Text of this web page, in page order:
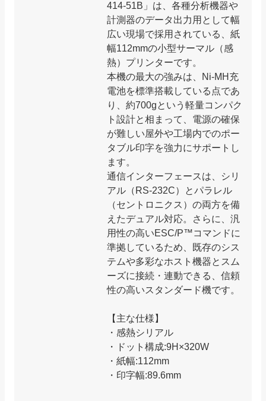
414-51B」は、各種分析機器や
計測器のデータ出力用として幅
広い現場で採用されている、紙
幅112mmの小型サーマル（感
熱）プリンターです。
本機の最大の強みは、Ni-MH充
電池を標準搭載している点であ
り、約700gという軽量コンパク
ト設計と相まって、電源の確保
が難しい屋外や工場内でのポー
タブル印字を強力にサポートし
ます。
通信インターフェースは、シリ
アル（RS-232C）とパラレル
（セントロニクス）の両方を備
えたデュアル対応。さらに、汎
用性の高いESC/P™コマンドに
準拠しているため、既存のシス
テムや多彩なホスト機器とスム
ーズに接続・連動できる、信頼
性の高いスタンダード機です。
【主な仕様】
・感熱シリアル
・ドット構成:9H×320W
・紙幅:112mm
・印字幅:89.6mm